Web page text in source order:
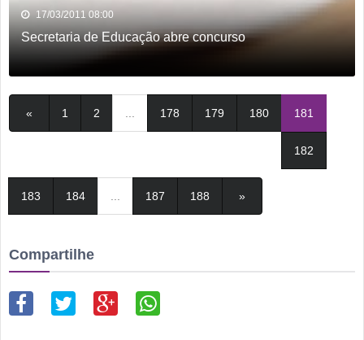
17/03/2011 08:00
Secretaria de Educação abre concurso
« 1 2 178 179 180 181
182
183 184 187 188 »
Compartilhe